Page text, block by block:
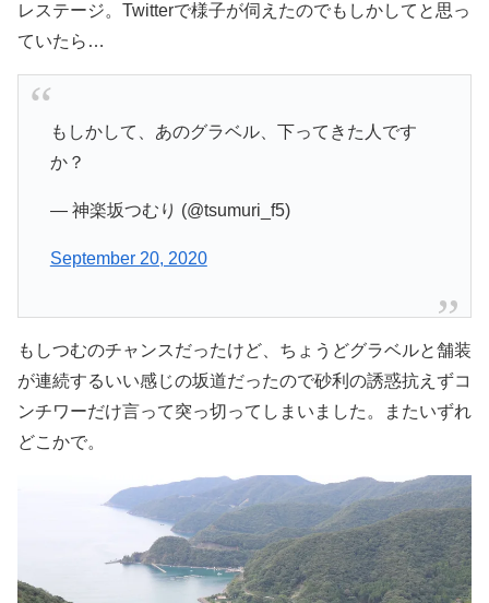
レステージ。Twitterで様子が伺えたのでもしかしてと思っ
ていたら…
もしかして、あのグラベル、下ってきた人です
か？
— 神楽坂つむり (@tsumuri_f5)
September 20, 2020
もしつむのチャンスだったけど、ちょうどグラベルと舗装
が連続するいい感じの坂道だったので砂利の誘惑抗えずコ
ンチワーだけ言って突っ切ってしまいました。またいずれ
どこかで。